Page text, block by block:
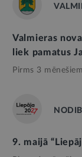
Valmieras
liek pamatus
Pirms 3
9. maijā